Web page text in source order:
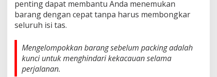
penting dapat membantu Anda menemukan
barang dengan cepat tanpa harus membongkar
seluruh isi tas.
Mengelompokkan barang sebelum packing adalah
kunci untuk menghindari kekacauan selama
perjalanan.